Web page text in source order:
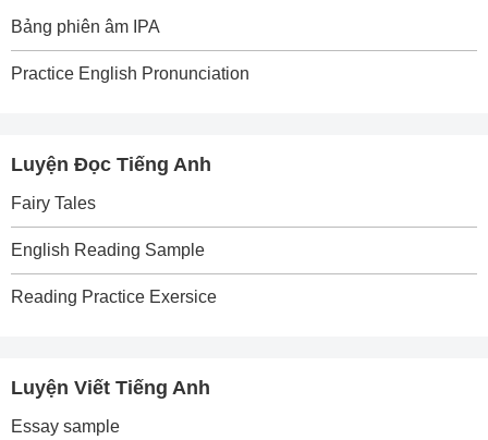
Bảng phiên âm IPA
Practice English Pronunciation
Luyện Đọc Tiếng Anh
Fairy Tales
English Reading Sample
Reading Practice Exersice
Luyện Viết Tiếng Anh
Essay sample